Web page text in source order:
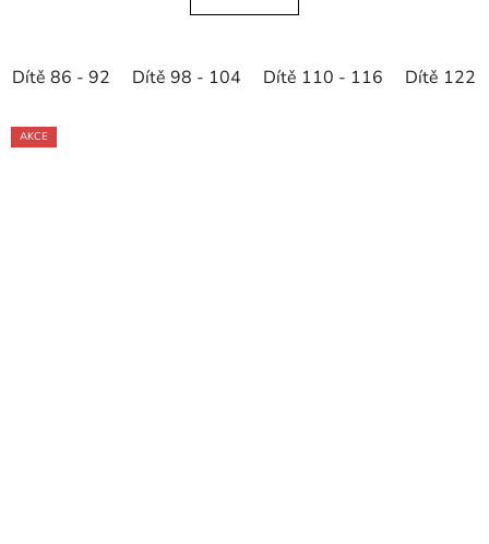
Dítě 86 - 92 Dítě 98 - 104 Dítě 110 - 116 Dítě 122
AKCE